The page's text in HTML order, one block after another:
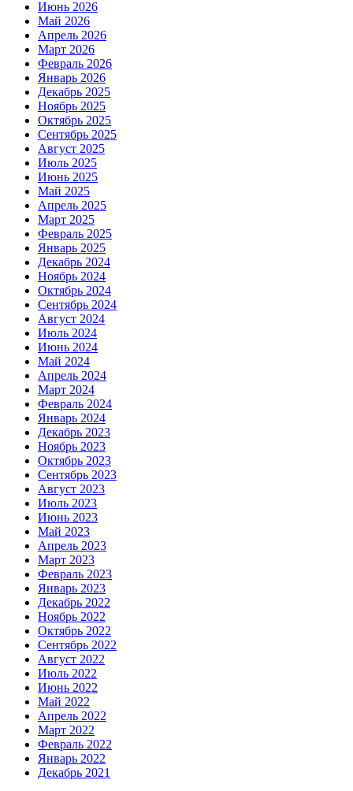
Июнь 2026
Май 2026
Апрель 2026
Март 2026
Февраль 2026
Январь 2026
Декабрь 2025
Ноябрь 2025
Октябрь 2025
Сентябрь 2025
Август 2025
Июль 2025
Июнь 2025
Май 2025
Апрель 2025
Март 2025
Февраль 2025
Январь 2025
Декабрь 2024
Ноябрь 2024
Октябрь 2024
Сентябрь 2024
Август 2024
Июль 2024
Июнь 2024
Май 2024
Апрель 2024
Март 2024
Февраль 2024
Январь 2024
Декабрь 2023
Ноябрь 2023
Октябрь 2023
Сентябрь 2023
Август 2023
Июль 2023
Июнь 2023
Май 2023
Апрель 2023
Март 2023
Февраль 2023
Январь 2023
Декабрь 2022
Ноябрь 2022
Октябрь 2022
Сентябрь 2022
Август 2022
Июль 2022
Июнь 2022
Май 2022
Апрель 2022
Март 2022
Февраль 2022
Январь 2022
Декабрь 2021